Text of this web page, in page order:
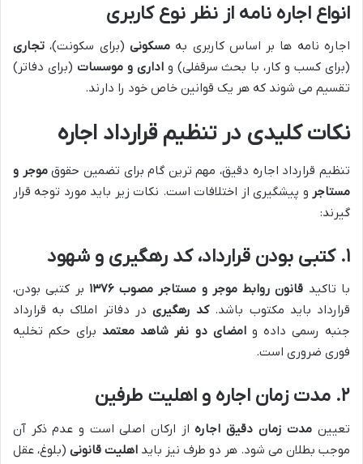
انواع اجاره نامه از نظر نوع کاربری
اجاره نامه ها بر اساس کاربری بهمسکونی (برای سکونت)، تجاری
(برای کسب و کار، با بحث سرقفلی) واداری و موسسات (برای دفاتر)
تقسیم می شوند که هر یک قوانین خاص خود را دارند.
نکات کلیدی در تنظیم قرارداد اجاره
تنظیم قرارداد اجاره دقیق، مهم ترین گام برای تضمین حقوقموجر و
مستاجر و پیشگیری از اختلافات است. نکات زیر باید مورد توجه قرار
گیرند:
۱. کتبی بودن قرارداد، کد رهگیری و شهود
با تاکید قانون روابط موجر و مستاجر مصوب ۱۳۷۶
بر کتبی بودن،
قرارداد باید مکتوب باشد.کد رهگیری در دفاتر املاک به قرارداد
جنبه رسمی داده وامضای دو نفر شاهد معتمدبرای حکم تخلیه
فوری ضروری است.
۲. مدت زمان اجاره و اهلیت طرفین
تعیین مدت زمان دقیق اجارهاز ارکان اصلی است و عدم ذکر آن
موجب بطلان می شود. هر دو طرف نیز باید اهلیت قانونی (بلوغ، عقل